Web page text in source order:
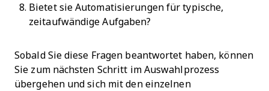
Bietet sie Automatisierungen für typische,
zeitaufwändige Aufgaben?
Sobald Sie diese Fragen beantwortet haben, können
Sie zum nächsten Schritt im Auswahlprozess
übergehen und sich mit den einzelnen